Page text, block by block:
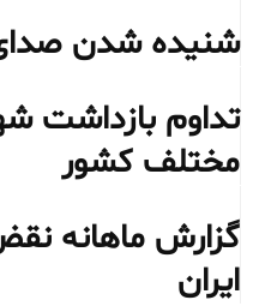
شنیده شدن
تداوم بازداشت
مختلف کشور
گزارش ماهانه
ایران